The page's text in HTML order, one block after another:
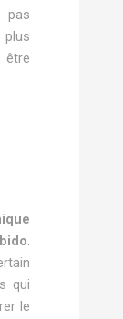
pas
.
qui
le